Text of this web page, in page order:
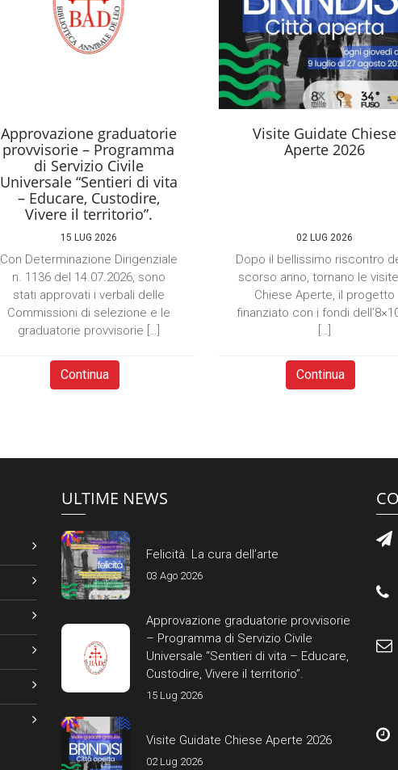
Approvazione graduatorie
provvisorie – Programma
di Servizio Civile
Universale “Sentieri di vita
– Educare, Custodire,
Vivere il territorio”.
15 LUG 2026
Con Determinazione Dirigenziale
n. 1136 del 14.07.2026, sono
stati approvati i verbali delle
Commissioni di selezione e le
graduatorie provvisorie […]
Continua
Visite Guidate Chiese
Aperte 2026
02 LUG 2026
Dopo il bellissimo riscontro
scorso anno, tornano le
Chiese Aperte, il progetto
finanziato con i fondi
Continua
ULTIME NEWS
Felicità. La cura dell’arte
03 Ago 2026
Approvazione graduatorie provvisorie
– Programma di Servizio Civile
Universale “Sentieri di vita – Educare,
Custodire, Vivere il territorio”.
15 Lug 2026
Visite Guidate Chiese Aperte 2026
02 Lug 2026